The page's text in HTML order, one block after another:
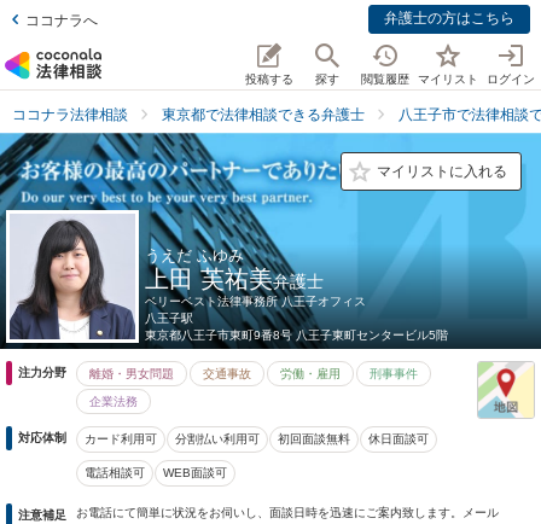
ココナラへ 弁護士の方はこちら
投稿する 探す 閲覧履歴 マイリスト ログイン
ココナラ法律相談 東京都で法律相談できる弁護士 八王子市で法律相談
マイリストに入れる
うえだ ふゆみ
上田 芙祐美弁護士
ベリーベスト法律事務所 八王子オフィス
八王子駅
東京都八王子市東町9番8号 八王子東町センタービル5階
注力分野 離婚・男女問題 交通事故 労働・雇用 刑事事件
企業法務
対応体制 カード利用可 分割払い利用可 初回面談無料 休日面談可
電話相談可 WEB面談可
注意補足
お電話にて簡単に状況をお伺いし、面談日時を迅速にご案内致します。メール